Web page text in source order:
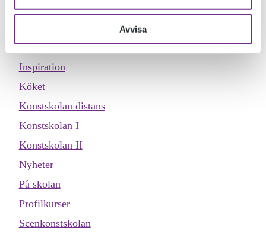
Avvisa
Dokumentärfilmskolan
Dokumentärfilmskolan distans
Evenemang
Inspiration
Köket
Konstskolan distans
Konstskolan I
Konstskolan II
Nyheter
På skolan
Profilkurser
Scenkonstskolan